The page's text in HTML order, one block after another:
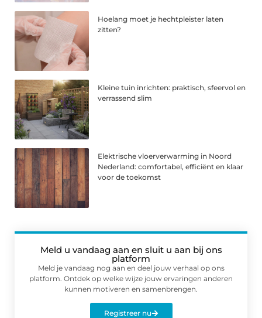
Hoelang moet je hechtpleister laten
zitten?
Kleine tuin inrichten: praktisch, sfeervol en
verrassend slim
Elektrische vloerverwarming in Noord
Nederland: comfortabel, efficiënt en klaar
voor de toekomst
Meld u vandaag aan en sluit u aan bij ons
platform
Meld je vandaag nog aan en deel jouw verhaal op ons
platform. Ontdek op welke wijze jouw ervaringen anderen
kunnen motiveren en samenbrengen.
Registreer nu